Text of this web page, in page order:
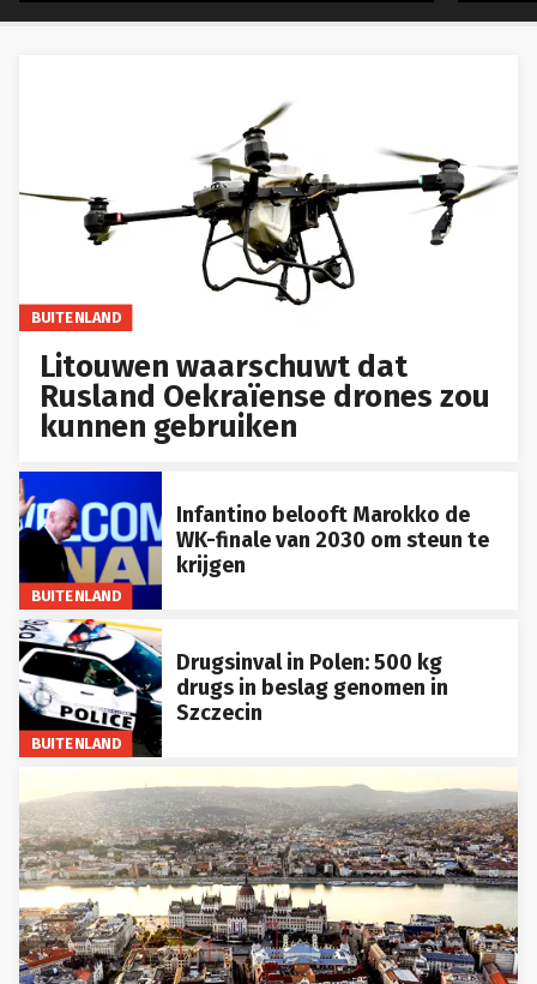
BUITENLAND
Litouwen waarschuwt dat
Rusland Oekraïense drones zou
kunnen gebruiken
BUITENLAND
Infantino belooft Marokko de
WK-finale van 2030 om steun te
krijgen
BUITENLAND
Drugsinval in Polen: 500 kg
drugs in beslag genomen in
Szczecin